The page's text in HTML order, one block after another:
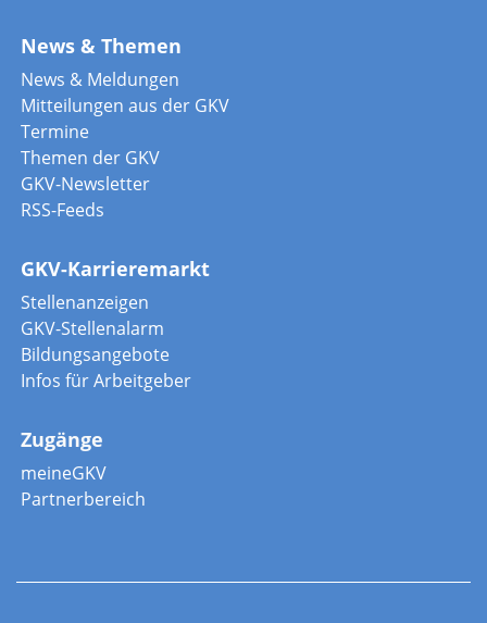
News & Themen
News & Meldungen
Mitteilungen aus der GKV
Termine
Themen der GKV
GKV-Newsletter
RSS-Feeds
GKV-Karrieremarkt
Stellenanzeigen
GKV-Stellenalarm
Bildungsangebote
Infos für Arbeitgeber
Zugänge
meineGKV
Partnerbereich